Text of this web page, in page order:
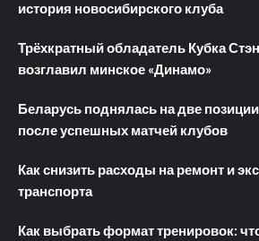
история новосибирского клуба
Трёхкратный обладатель Кубка
возглавил минское «Динамо»
Беларусь поднялась на две
после успешных матчей клубов
Как снизить расходы на ремонт и
транспорта
Как выбрать формат тренировок: